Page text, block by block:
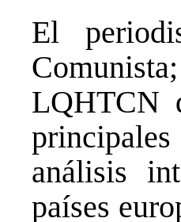
El
LQHTCN
análisis
países